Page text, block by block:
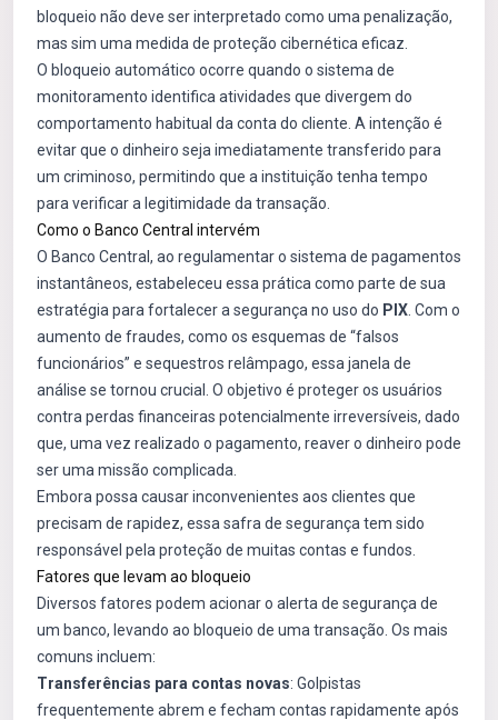
bloqueio não deve ser interpretado como uma penalização,
mas sim uma medida de proteção cibernética eficaz.
O bloqueio automático ocorre quando o sistema de
monitoramento identifica atividades que divergem do
comportamento habitual da conta do cliente. A intenção é
evitar que o dinheiro seja imediatamente transferido para
um criminoso, permitindo que a instituição tenha tempo
para verificar a legitimidade da transação.
Como o Banco Central intervém
O Banco Central, ao regulamentar o sistema de pagamentos
instantâneos, estabeleceu essa prática como parte de sua
estratégia para fortalecer a segurança no uso do PIX . Com o
aumento de fraudes, como os esquemas de “falsos
funcionários” e sequestros relâmpago, essa janela de
análise se tornou crucial. O objetivo é proteger os usuários
contra perdas financeiras potencialmente irreversíveis, dado
que, uma vez realizado o pagamento, reaver o dinheiro pode
ser uma missão complicada.
Embora possa causar inconvenientes aos clientes que
precisam de rapidez, essa safra de segurança tem sido
responsável pela proteção de muitas contas e fundos.
Fatores que levam ao bloqueio
Diversos fatores podem acionar o alerta de segurança de
um banco, levando ao bloqueio de uma transação. Os mais
comuns incluem:
Transferências para contas novas: Golpistas
frequentemente abrem e fecham contas rapidamente após